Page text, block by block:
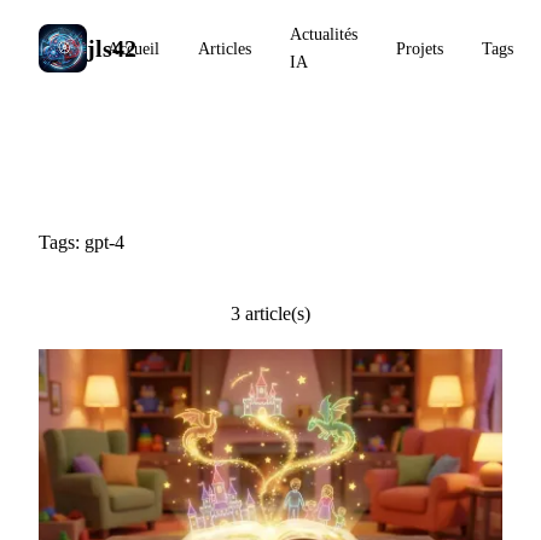
jls42
Accueil Articles
Actualités
IA
Projets Tags
Tags: gpt-4
3 article(s)